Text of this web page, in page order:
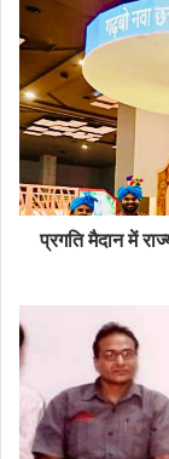
प्रगति मैदान में